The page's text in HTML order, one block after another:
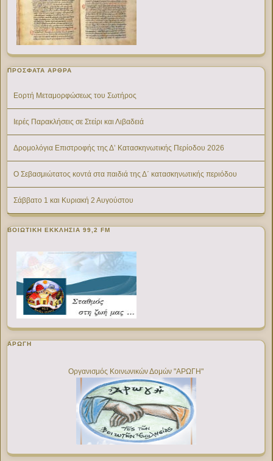
ΠΡΌΣΦΑΤΑ ΆΡΘΡΑ
Εορτή Μεταμορφώσεως του Σωτήρος
Ιερές Παρακλήσεις σε Στείρι και Λιβαδειά
Δρομολόγια Επιστροφής της Δ’ Κατασκηνωτικής Περίοδου 2026
Ο Σεβασμιώτατος κοντά στα παιδιά της Δ΄ κατασκηνωτικής περιόδου
Σάββατο 1 και Κυριακή 2 Αυγούστου
ΒΟΙΩΤΙΚΉ ΕΚΚΛΗΣΊΑ 99,2 FM
ΑΡΩΓΗ
Οργανισμός Κοινωνικών Δομών "ΑΡΩΓΗ"